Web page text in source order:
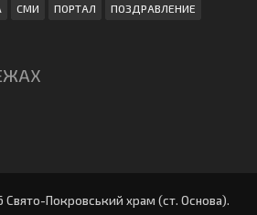
СМИ ПОРТАЛ ПОЗДРАВЛЕНИЕ
Покровський храм (ст. Основа).